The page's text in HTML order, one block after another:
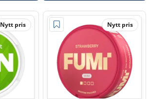
Nytt pris Nytt pris